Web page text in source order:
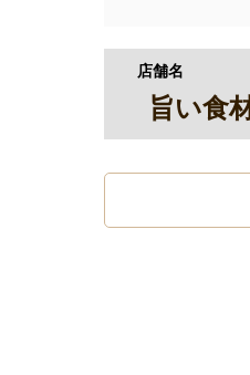
店舗名
旨い食